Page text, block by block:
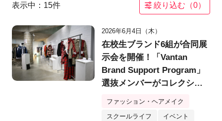
表示中： 15件 絞り込む（0）
2026年6月4日（木）
在校生ブランド6組が合同展
示会を開催！「Vantan
Brand Support Program」
選抜メンバーがコレクショ
ファッション・ヘアメイク
スクールライフ イベント